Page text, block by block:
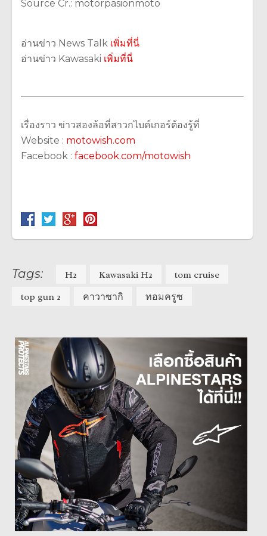
Source Cr.: motorpasionmoto
อ่านข่าว News Talk เพิ่มที่นี่
อ่านข่าว Kawasaki เพิ่มที่นี่
เรื่องราว ข่าวสองล้อที่สาวกไบค์เกอร์ต้องรู้ที่
Website : motowish.com
Facebook : facebook.com/motowish
Tags: H2 Kawasaki H2
tom cruise
top gun 2
คาวาซากิ ทอมครูซ